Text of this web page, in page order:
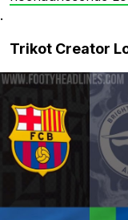
.
Trikot Creator